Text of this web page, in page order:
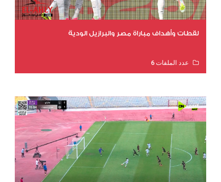
لقطات وأهداف مباراة مصر والبرازيل الودية
عدد الملفات 6